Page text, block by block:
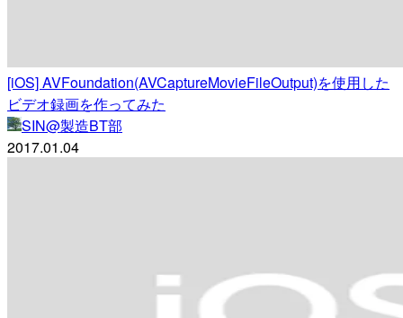
[iOS] AVFoundation(AVCaptureMovieFileOutput)を使用した
ビデオ録画を作ってみた
SIN@製造BT部
2017.01.04